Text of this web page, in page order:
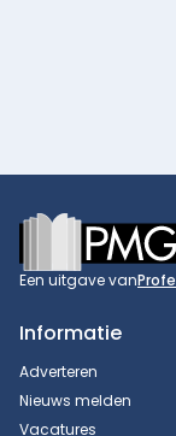
Footer
Een uitgave van
Informatie
Adverteren
Nieuws melden
Vacatures